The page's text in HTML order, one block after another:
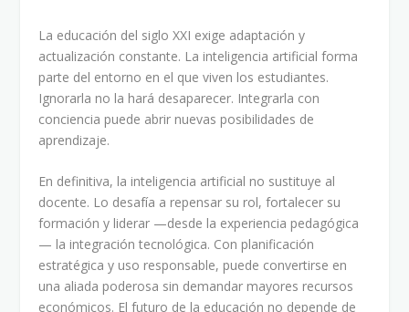
La educación del siglo XXI exige adaptación y
actualización constante. La inteligencia artificial forma
parte del entorno en el que viven los estudiantes.
Ignorarla no la hará desaparecer. Integrarla con
conciencia puede abrir nuevas posibilidades de
aprendizaje.
En definitiva, la inteligencia artificial no sustituye al
docente. Lo desafía a repensar su rol, fortalecer su
formación y liderar —desde la experiencia pedagógica
— la integración tecnológica. Con planificación
estratégica y uso responsable, puede convertirse en
una aliada poderosa sin demandar mayores recursos
económicos. El futuro de la educación no depende de